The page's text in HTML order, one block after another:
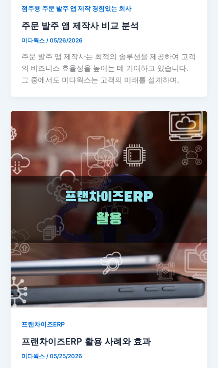
점주용 주문 발주 앱 제작 경험있는 회사
주문 발주 앱 제작사 비교 분석
미다웍스/05/26/2026
주문 발주 앱 제작사는 최적의 솔루션을 제공하여 고객
의 비즈니스 효율성을 높이는 데 기여하고 있습니다.
그 중에서도 미다웍스는 고객의 미래를 설계하며,
프랜차이즈ERP
프랜차이즈ERP 활용 사례와 효과
미다웍스 /05/25/2026